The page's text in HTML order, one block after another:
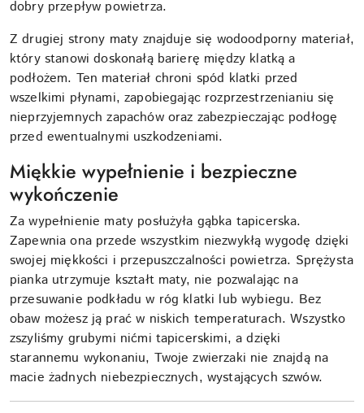
dobry przepływ powietrza.
Z drugiej strony maty znajduje się wodoodporny materiał,
który stanowi doskonałą barierę między klatką a
podłożem. Ten materiał chroni spód klatki przed
wszelkimi płynami, zapobiegając rozprzestrzenianiu się
nieprzyjemnych zapachów oraz zabezpieczając podłogę
przed ewentualnymi uszkodzeniami.
Miękkie wypełnienie i bezpieczne
wykończenie
Za wypełnienie maty posłużyła gąbka tapicerska.
Zapewnia ona przede wszystkim niezwykłą wygodę dzięki
swojej miękkości i przepuszczalności powietrza. Sprężysta
pianka utrzymuje kształt maty, nie pozwalając na
przesuwanie podkładu w róg klatki lub wybiegu. Bez
obaw możesz ją prać w niskich temperaturach. Wszystko
zszyliśmy grubymi nićmi tapicerskimi, a dzięki
starannemu wykonaniu, Twoje zwierzaki nie znajdą na
macie żadnych niebezpiecznych, wystających szwów.